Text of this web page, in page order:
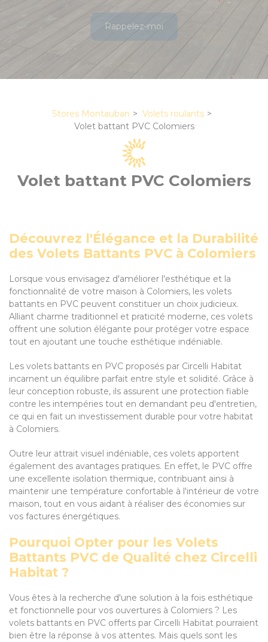
Rappelez-moi
Stores Montauban
Volets roulants
Volet battant PVC Colomiers
Volet battant PVC Colomiers
Découvrez l'Élégance et la Durabilité
des Volets Battants PVC à Colomiers
Lorsque vous envisagez d'améliorer l'esthétique et la
fonctionnalité de votre maison à Colomiers, les volets
battants en PVC peuvent constituer un choix judicieux.
Alliant charme traditionnel et praticité moderne, ces volets
offrent une solution élégante pour protéger votre espace
tout en ajoutant une touche esthétique indéniable.
Les volets battants en PVC proposés par Circelli Habitat
incarnent un équilibre parfait entre style et solidité. Grâce à
leur conception robuste, ils assurent une protection fiable
contre les intempéries tout en demandant peu d'entretien,
ce qui en fait un investissement durable pour votre habitat
à Colomiers.
Outre leur attrait visuel indéniable, ces volets apportent
également des avantages pratiques. En effet, le PVC offre
une excellente isolation thermique, contribuant ainsi à
maintenir une température confortable à l'intérieur de votre
maison, tout en vous aidant à réaliser des économies sur
vos factures énergétiques.
Pourquoi Opter pour les Volets
Battants PVC de Qualité chez Circelli
Habitat ?
Vous êtes à la recherche d'une solution à la fois esthétique
et fonctionnelle pour vos ouvertures à Colomiers ? Les
volets battants en PVC offerts par Circelli Habitat pourraient
bien être la réponse à vos attentes. Mais quels sont les